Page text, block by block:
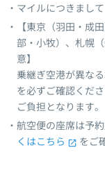
マイルにつきまして
【東京（羽田・成
部・小牧）、札幌
意】
乗継ぎ空港が異な
を必ずご確認くだ
ご負担となります。
航空便の座席は予
くはこちら
をご